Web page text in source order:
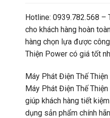
Hotline: 0939.782.568 –
cho khách hàng hoàn
hàng chọn lựa được
Thiện Power có giá tốt
Máy Phát Điện Thế
Máy Phát Điện Thế
giúp khách hàng tiết
dụng sản phẩm chính